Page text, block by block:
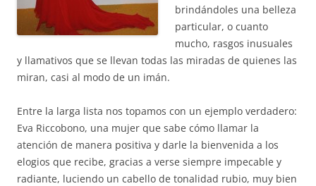
brindándoles una belleza
particular, o cuanto
mucho, rasgos inusuales
y llamativos que se llevan todas las miradas de quienes las
miran, casi al modo de un imán.
Entre la larga lista nos topamos con un ejemplo verdadero:
Eva Riccobono, una mujer que sabe cómo llamar la
atención de manera positiva y darle la bienvenida a los
elogios que recibe, gracias a verse siempre impecable y
radiante, luciendo un cabello de tonalidad rubio, muy bien